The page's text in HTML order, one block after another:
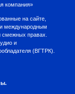
компания»
на сайте,
международным
смежных правах.
и
(ВГТРК).